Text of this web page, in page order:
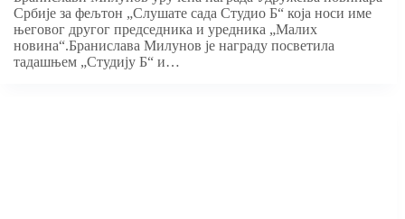
Србије за фељтон „Слушате сада Студио Б“ која носи име
његовог другог председника и уредника „Малих
новина“.Бранислава Милунов је награду посветила
тадашњем „Студију Б“ и…